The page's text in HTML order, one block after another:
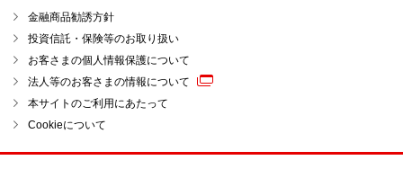
金融商品勧誘方針
投資信託・保険等のお取り扱い
お客さまの個人情報保護について
法人等のお客さまの情報について
本サイトのご利用にあたって
Cookieについて